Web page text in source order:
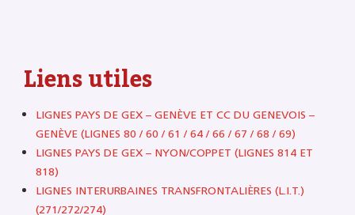
Liens utiles
LIGNES PAYS DE GEX – GENÈVE ET CC DU GENEVOIS –
GENÈVE (LIGNES 80 / 60 / 61 / 64 / 66 / 67 / 68 / 69)
LIGNES PAYS DE GEX – NYON/COPPET (LIGNES 814 ET
818)
LIGNES INTERURBAINES TRANSFRONTALIÈRES (L.I.T.)
(271/272/274)